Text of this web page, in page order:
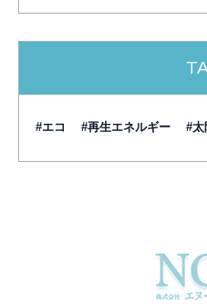
#エコ #再生エネルギー #太